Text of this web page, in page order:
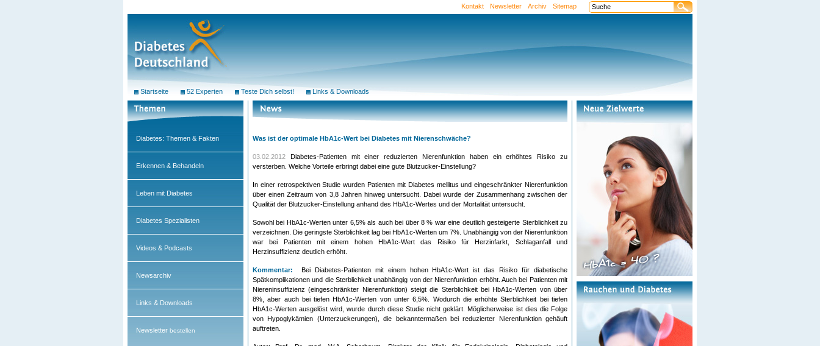
Was ist der optimale HbA1c-Wert bei Diabetes mit Nierenschwäche?
03 .02.2012 Diabetes-Patienten mit einer reduzierten Nierenfunktion haben ein erhöhtes Risiko zu
versterben. Welche Vorteile erbringt dabei eine gute Blutzucker-Einstellung?
In einer retrospektiven Studie wurden Patienten mit Diabetes mellitus und eingeschränkter Nierenfunktion
über einen Zeitraum von 3,8 Jahren hinweg untersucht. Dabei wurde der Zusammenhang zwischen der
Qualität der Blutzucker-Einstellung anhand des HbA1c-Wertes und der Mortalität untersucht.
Sowohl bei HbA1c-Werten unter 6,5% als auch bei über 8 % war eine deutlich gesteigerte Sterblichkeit zu
verzeichnen. Die geringste Sterblichkeit lag bei HbA1c-Werten um 7%. Unabhängig von der Nierenfunktion
war bei Patienten mit einem hohen HbA1c-Wert das Risiko für Herzinfarkt, Schlaganfall und
Herzinsuffizienz deutlich erhöht.
Kommentar: Bei Diabetes-Patienten mit einem hohen HbA1c-Wert ist das Risiko für diabetische
Spätkomplikationen und die Sterblichkeit unabhängig von der Nierenfunktion erhöht. Auch bei Patienten mit
Niereninsuffizienz (eingeschränkter Nierenfunktion) steigt die Sterblichkeit bei HbA1c-Werten von über
8%, aber auch bei tiefen HbA1c-Werten von unter 6,5%. Wodurch die erhöhte Sterblichkeit bei tiefen
HbA1c-Werten ausgelöst wird, wurde durch diese Studie nicht geklärt. Möglicherweise ist dies die Folge
von Hypoglykämien (Unterzuckerungen), die bekanntermaßen bei reduzierter Nierenfunktion gehäuft
auftreten.
Diabetes: Themen & Fakten
Erkennen & Behandeln
Leben mit Diabetes
Diabetes Spezialisten
Videos & Podcasts
Newsarchiv
Links & Downloads
Newsletter bestellen
Startseite 52 Experten Teste Dich selbst! Links & Downloads
Kontakt Newsletter Archiv Sitemap